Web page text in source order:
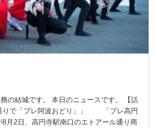
の結城です。 本日のニュースです。 【話
りで「プレ阿波おどり」」 「プレ高円
月2日、高円寺駅南口のエトアール通り商